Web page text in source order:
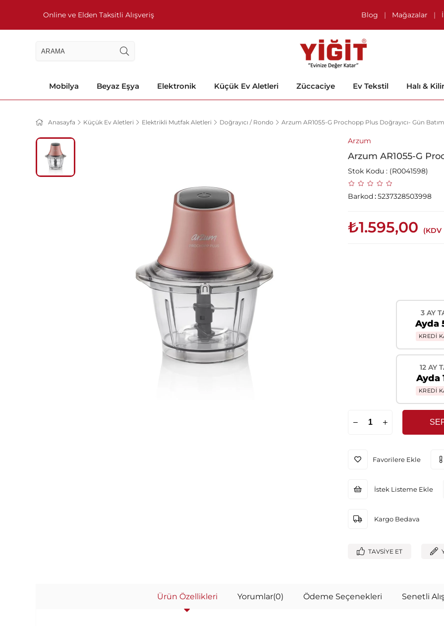
Online ve Elden Taksitli Alışveriş Blog | Mağazalar |
Mobilya Beyaz Eşya Elektronik Küçük Ev Aletleri Züccaciye Ev Tekstil Halı &
Anasayfa Küçük Ev Aletleri Elektrikli Mutfak Aletleri Doğrayıcı / Rondo Arzum AR1055-G Prochopp Plus Doğrayıcı- Gün
Arzum
Arzum AR1055-G
Stok Kodu (R0041598)
Barkod:5237328503998
₺1.595,00
3 AY
Ayda
KREDİ
12 AY
Ayda
KREDİ
Favorilere Ekle
İstek Listeme Ekle
Kargo Bedava
TAVSIYE ET
Ürün Özellikleri Yorumlar(0) Ödeme Seçenekleri Senetli